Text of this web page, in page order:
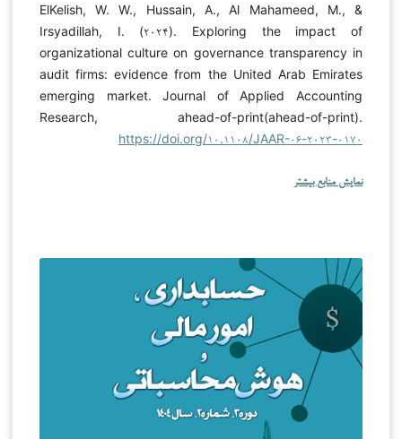
ElKelish, W. W., Hussain, A., Al Mahameed, M., &
Irsyadillah, I. (۲۰۲۴). Exploring the impact of
organizational culture on governance transparency in
audit firms: evidence from the United Arab Emirates
emerging market. Journal of Applied Accounting
Research, ahead-of-print(ahead-of-print).
https://doi.org/۱۰.۱۱۰۸/JAAR-۰۶-۲۰۲۳-۰۱۷۰
نمایش منابع بیشتر